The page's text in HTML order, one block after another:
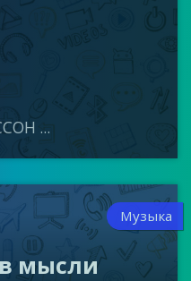
...
Музыка
мысли